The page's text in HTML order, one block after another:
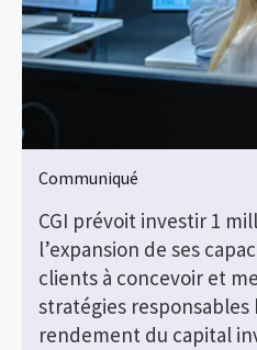
Communiqué
CGI prévoit investir 1
l’expansion de ses
clients à concevoir et
stratégies responsables
rendement du capital